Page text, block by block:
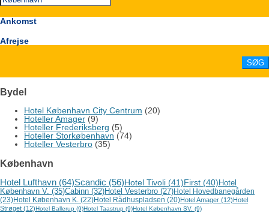
Ankomst
Afrejse
Bydel
Hotel København City Centrum (20)
Hoteller Amager (9)
Hoteller Frederiksberg (5)
Hoteller Storkøbenhavn (74)
Hoteller Vesterbro (35)
København
Hotel Lufthavn (64)Scandic (56)Hotel Tivoli (41) First (40) Hotel
København V. (35)Cabinn (32)Hotel Vesterbro (27)Hotel Hovedbanegården
(23)Hotel København K. (22)Hotel Rådhuspladsen (20)Hotel Amager (12)Hotel
Strøget (12)Hotel Ballerup (9)Hotel Taastrup (9)Hotel København SV. (9)